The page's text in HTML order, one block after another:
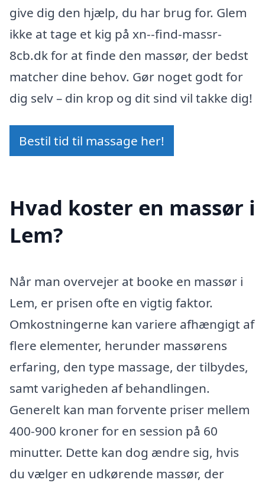
give dig den hjælp, du har brug for. Glem
ikke at tage et kig på xn--find-massr-
8cb.dk for at finde den massør, der bedst
matcher dine behov. Gør noget godt for
dig selv – din krop og dit sind vil takke dig!
Bestil tid til massage her!
Hvad koster en massør i
Lem?
Når man overvejer at booke en massør i
Lem, er prisen ofte en vigtig faktor.
Omkostningerne kan variere afhængigt af
flere elementer, herunder massørens
erfaring, den type massage, der tilbydes,
samt varigheden af behandlingen.
Generelt kan man forvente priser mellem
400-900 kroner for en session på 60
minutter. Dette kan dog ændre sig, hvis
du vælger en udkørende massør, der